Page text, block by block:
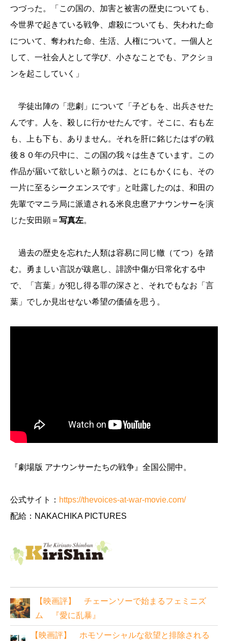
つづった。「この国の、加害と被害の歴史についても、
今世界で起きている戦争、虐殺についても、失われた命
について、奪われた命、生活、人権について。一個人と
して、一社会人として学び、小さなことでも、アクショ
ンを起こしていく」
学徒出陣の「悲劇」について「子どもを、出兵させた
んです。人を、殺しに行かせたんです。そこに、右も左
も、上も下も、ありません。それを肝に銘じたはずの戦
後８０年の只中に、この国の我々は生きています。この
作品が届いて欲しいと願うのは、とにもかくにも、その
一片に至るシークエンスです」と吐露したのは、和田の
先輩でマニラ局に派遣される米良忠麿アナウンサーを演
じた安田顕＝ 写真左。
過去の歴史を忘れた人類は容易に同じ轍（てつ）を踏
む。勇ましい言説が跋扈し、誹謗中傷が日常化する中
で、「言葉」が犯し得る罪の深さと、それでもなお「言
葉」でしか見出せない希望の価値を思う。
『劇場版 アナウンサーたちの戦争』全国公開中。
公式サイト： https://thevoices-at-war-movie.com/
配給：NAKACHIKA PICTURES
【映画評】 チェーンソーで始まるフェミニズ
ム 『愛に乱暴』
【映画評】 ホモソーシャルな欲望と排除される